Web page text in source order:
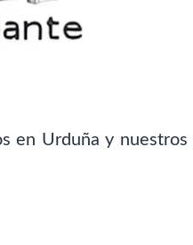
en Urduña y